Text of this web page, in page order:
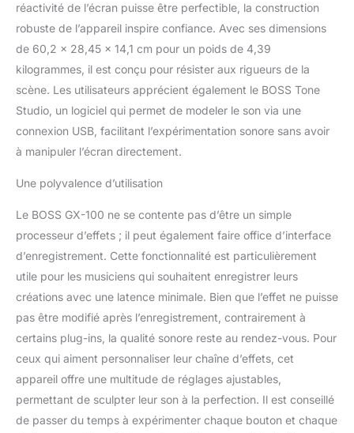
réactivité de l’écran puisse être perfectible, la construction
robuste de l’appareil inspire confiance. Avec ses dimensions
de 60,2 x 28,45 x 14,1 cm pour un poids de 4,39
kilogrammes, il est conçu pour résister aux rigueurs de la
scène. Les utilisateurs apprécient également le BOSS Tone
Studio, un logiciel qui permet de modeler le son via une
connexion USB, facilitant l’expérimentation sonore sans avoir
à manipuler l’écran directement.
Une polyvalence d’utilisation
Le BOSS GX-100 ne se contente pas d’être un simple
processeur d’effets ; il peut également faire office d’interface
d’enregistrement. Cette fonctionnalité est particulièrement
utile pour les musiciens qui souhaitent enregistrer leurs
créations avec une latence minimale. Bien que l’effet ne puisse
pas être modifié après l’enregistrement, contrairement à
certains plug-ins, la qualité sonore reste au rendez-vous. Pour
ceux qui aiment personnaliser leur chaîne d’effets, cet
appareil offre une multitude de réglages ajustables,
permettant de sculpter leur son à la perfection. Il est conseillé
de passer du temps à expérimenter chaque bouton et chaque